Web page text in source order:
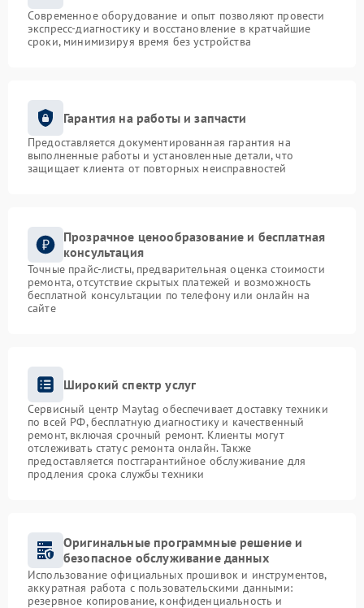
Современное оборудование и опыт позволяют провести
экспресс-диагностику и восстановление в кратчайшие
сроки, минимизируя время без устройства
Гарантия на работы и запчасти
Предоставляется документированная гарантия на
выполненные работы и установленные детали, что
защищает клиента от повторных неисправностей
Прозрачное ценообразование и бесплатная
консультация
Точные прайс-листы, предварительная оценка стоимости
ремонта, отсутствие скрытых платежей и возможность
бесплатной консультации по телефону или онлайн на
сайте
Широкий спектр услуг
Сервисный центр Maytag обеспечивает доставку техники
по всей РФ, бесплатную диагностику и качественный
ремонт, включая срочный ремонт. Клиенты могут
отслеживать статус ремонта онлайн. Также
предоставляется постгарантийное обслуживание для
продления срока службы техники
Оригинальные программные решение и
безопасное обслуживание данных
Использование официальных прошивок и инструментов,
аккуратная работа с пользовательскими данными:
резервное копирование, конфиденциальность и